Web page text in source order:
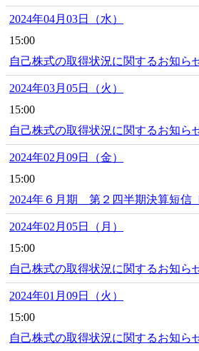
2024年04月03日（水）
15:00
自己株式の取得状況に関するお知ら
2024年03月05日（火）
15:00
自己株式の取得状況に関するお知ら
2024年02月09日（金）
15:00
2024年６月期 第２四半期決算短信
2024年02月05日（月）
15:00
自己株式の取得状況に関するお知ら
2024年01月09日（火）
15:00
自己株式の取得状況に関するお知ら